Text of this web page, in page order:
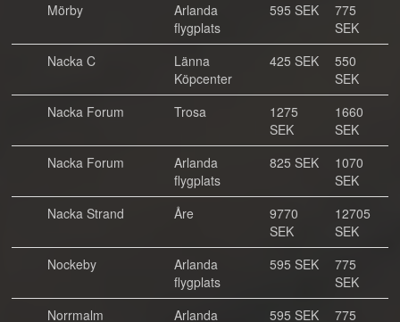
Mörby
Arlanda
flygplats
595 SEK
775
SEK
Nacka C
Länna
Köpcenter
425 SEK
550
SEK
Nacka Forum
Trosa
1275
SEK
1660
SEK
Nacka Forum
Arlanda
flygplats
825 SEK
1070
SEK
Nacka Strand
Åre
9770
SEK
12705
SEK
Nockeby
Arlanda
flygplats
595 SEK
775
SEK
Norrmalm
Arlanda
595 SEK
775